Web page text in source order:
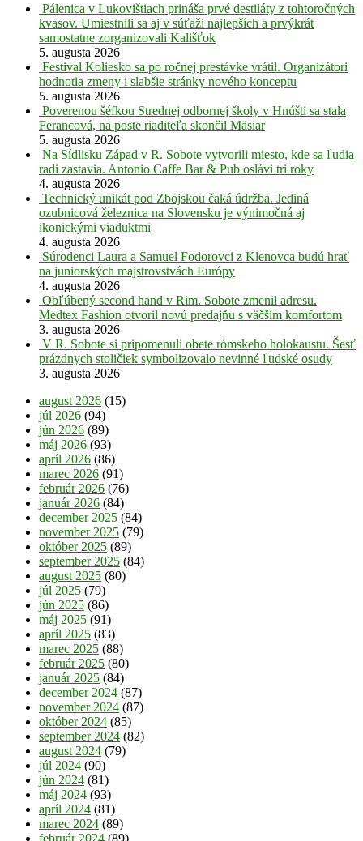
Pálenica v Lukovištiach prináša prvé destiláty z tohtoročných
kvasov. Umiestnili sa aj v súťaži najlepších a prvýkrát
samostatne zorganizovali Kališťok
5. augusta 2026
Festival Koliesko sa po ročnej prestávke vrátil. Organizátori
hodnotia zmeny i slabšie stránky nového konceptu
5. augusta 2026
Poverenou šéfkou Strednej odbornej školy v Hnúšti sa stala
Ferancová, na poste riaditeľa skončil Mäsiar
5. augusta 2026
Na Sídlisku Západ v R. Sobote vytvorili miesto, kde sa ľudia
radi zastavia. Antonio Caffe Bar & Pub oslávi tri roky
4. augusta 2026
Technický unikát pod Zbojskou čaká údržba. Jediná
ozubnicová železnica na Slovensku je výnimočná aj
ikonickými viaduktmi
4. augusta 2026
Súrodenci Laura a Samuel Fodorovci z Klenovca budú hrať
na juniorských majstrovstvách Európy
4. augusta 2026
Obľúbený second hand v Rim. Sobote zmenil adresu.
Medtex Fashion otvoril novú predajňu s väčším komfortom
3. augusta 2026
V R. Sobote si pripomenuli obete rómskeho holokaustu. Šesť
prázdnych stoličiek symbolizovalo nevinné ľudské osudy
3. augusta 2026
august 2026 (15)
júl 2026 (94)
jún 2026 (89)
máj 2026 (93)
apríl 2026 (86)
marec 2026 (91)
február 2026 (76)
január 2026 (84)
december 2025 (84)
november 2025 (79)
október 2025 (89)
september 2025 (84)
august 2025 (80)
júl 2025 (79)
jún 2025 (86)
máj 2025 (91)
apríl 2025 (83)
marec 2025 (88)
február 2025 (80)
január 2025 (84)
december 2024 (87)
november 2024 (87)
október 2024 (85)
september 2024 (82)
august 2024 (79)
júl 2024 (90)
jún 2024 (81)
máj 2024 (93)
apríl 2024 (81)
marec 2024 (89)
február 2024 (89)